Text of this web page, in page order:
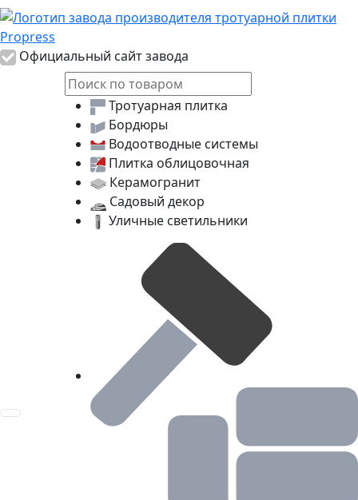
Логотип Propress
Официальный сайт завода
Toggle navigation
Тротуарная плитка
Бордюры
Водоотводные системы
Плитка облицовочная
Керамогранит
Садовый декор
Уличные светильники